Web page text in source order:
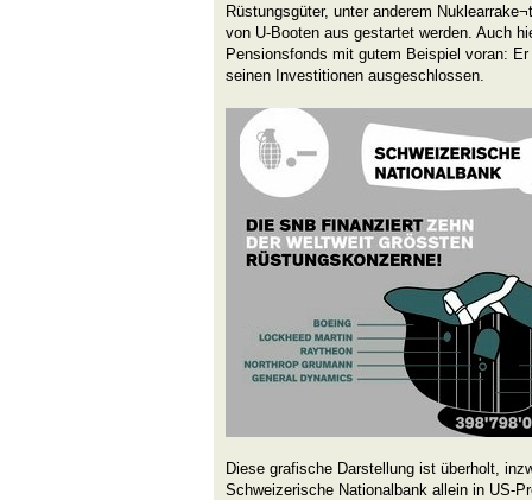
Rüstungsgüter, unter anderem
von U-Booten aus gestartet werden. Auch
Pensionsfonds mit gutem Beispiel voran:
seinen Investitionen ausgeschlossen.
Diese grafische Darstellung ist überholt,
Schweizerische Nationalbank allein in US-